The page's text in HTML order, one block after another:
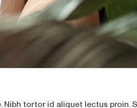
tortor id aliquet lectus